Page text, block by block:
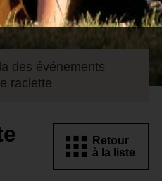
des événements
raclette
Retour
à la liste